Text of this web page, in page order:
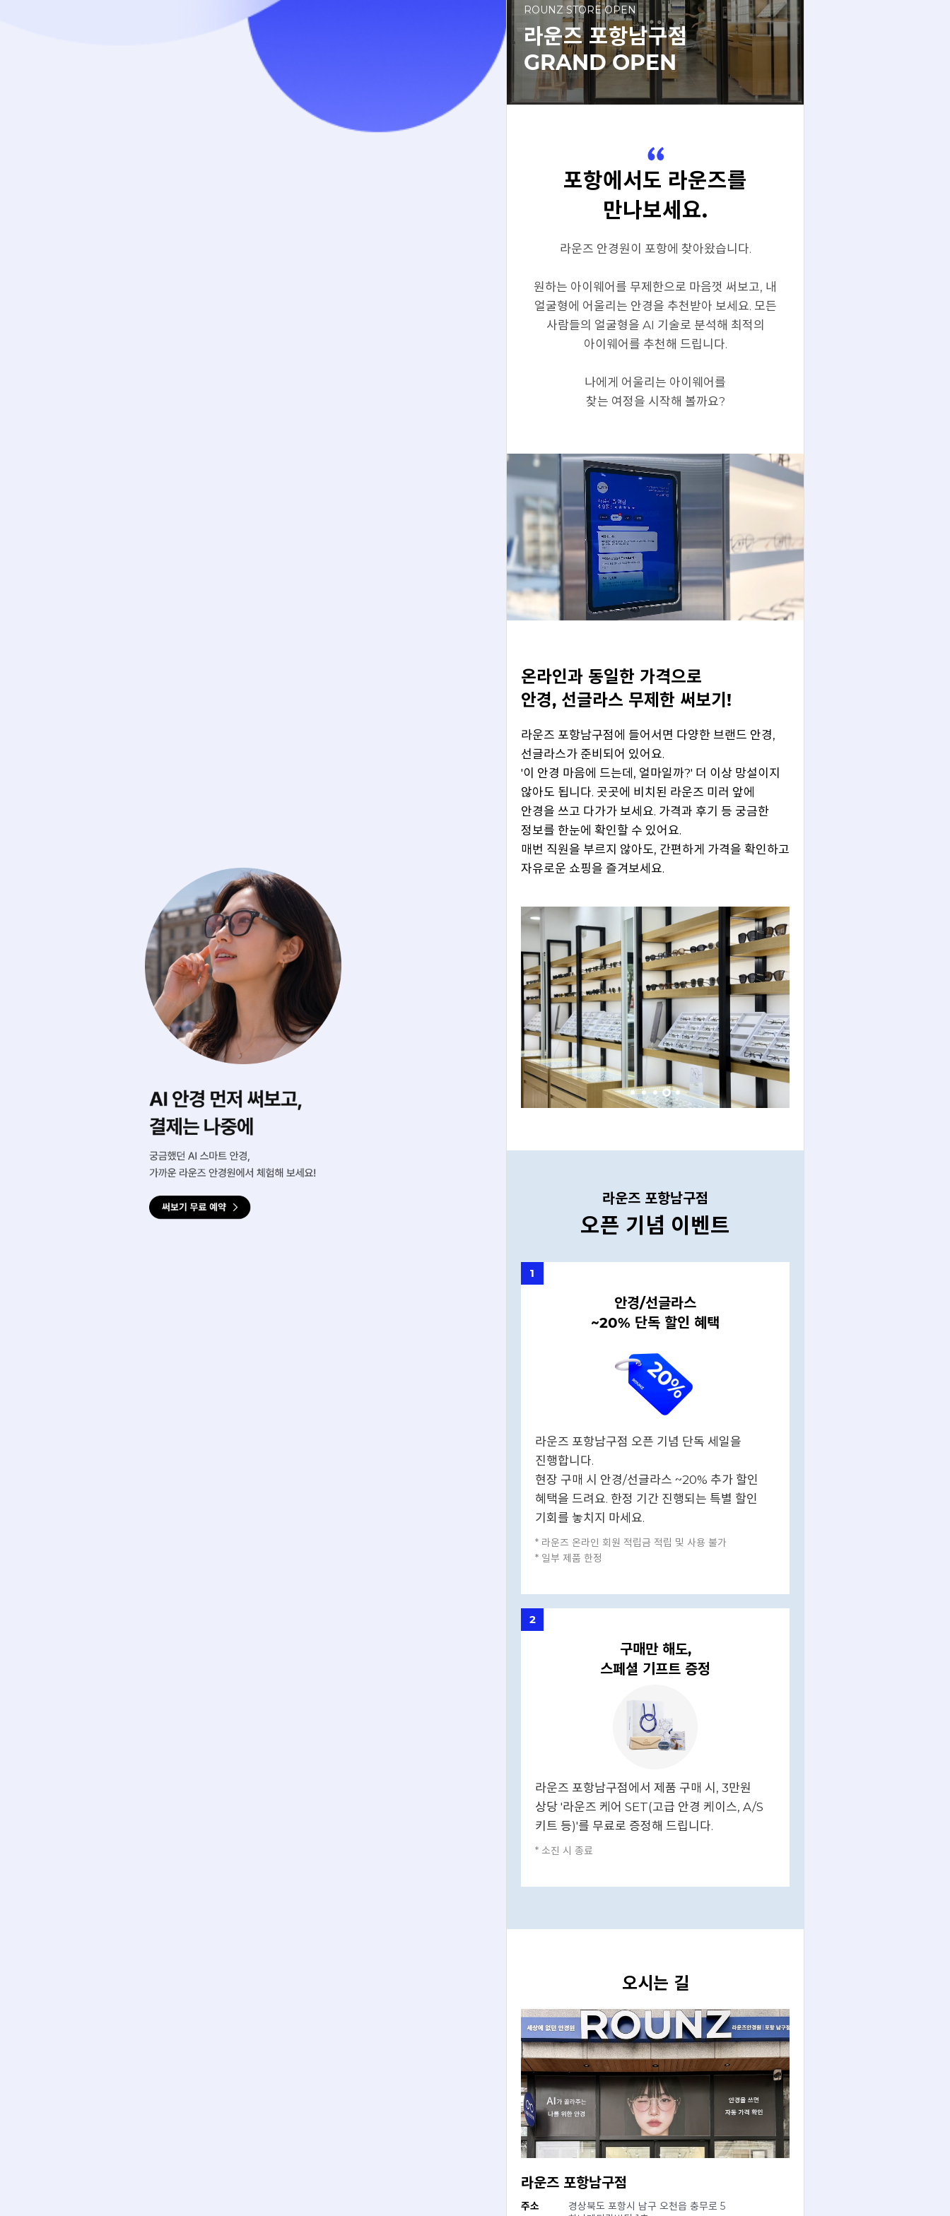
ROUNZ STORE OPEN
라운즈 포항남구점
GRAND OPEN
포항에서도 라운즈를
만나보세요.
라운즈 안경원이 포항에 찾아왔습니다.
원하는 아이웨어를 무제한으로 마음껏 써보고, 내
얼굴형에 어울리는 안경을 추천받아 보세요. 모든
사람들의 얼굴형을 AI 기술로 분석해 최적의
아이웨어를 추천해 드립니다.
나에게 어울리는 아이웨어를
찾는 여정을 시작해 볼까요?
온라인과 동일한 가격으로
안경, 선글라스 무제한 써보기!
라운즈 포항남구점에 들어서면 다양한 브랜드 안경,
선글라스가 준비되어 있어요.
'이 안경 마음에 드는데, 얼마일까?' 더 이상 망설이지
않아도 됩니다. 곳곳에 비치된 라운즈 미러 앞에
안경을 쓰고 다가가 보세요. 가격과 후기 등 궁금한
정보를 한눈에 확인할 수 있어요.
매번 직원을 부르지 않아도, 간편하게 가격을 확인하고
자유로운 쇼핑을 즐겨보세요.
라운즈 포항남구점
오픈 기념 이벤트
1
안경/선글라스
~20% 단독 할인 혜택
라운즈 포항남구점 오픈 기념 단독 세일을
진행합니다.
현장 구매 시 안경/선글라스 ~20% 추가 할인
혜택을 드려요. 한정 기간 진행되는 특별 할인
기회를 놓치지 마세요.
* 라운즈 온라인 회원 적립금 적립 및 사용 불가
* 일부 제품 한정
2
구매만 해도,
스페셜 기프트 증정
라운즈 포항남구점에서 제품 구매 시, 3만원
상당 '라운즈 케어 SET(고급 안경 케이스, A/S
키트 등)'를 무료로 증정해 드립니다.
* 소진 시 종료
오시는 길
라운즈 포항남구점
주소
경상북도 포항시 남구 오천읍 충무로 5